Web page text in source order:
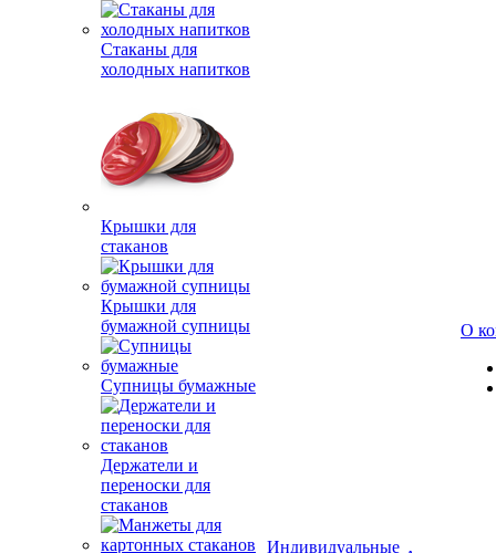
Стаканы для
холодных напитков
Крышки для
стаканов
Крышки для
бумажной супницы
Супницы бумажные
Держатели и
переноски для
стаканов
Индивидуальные
О